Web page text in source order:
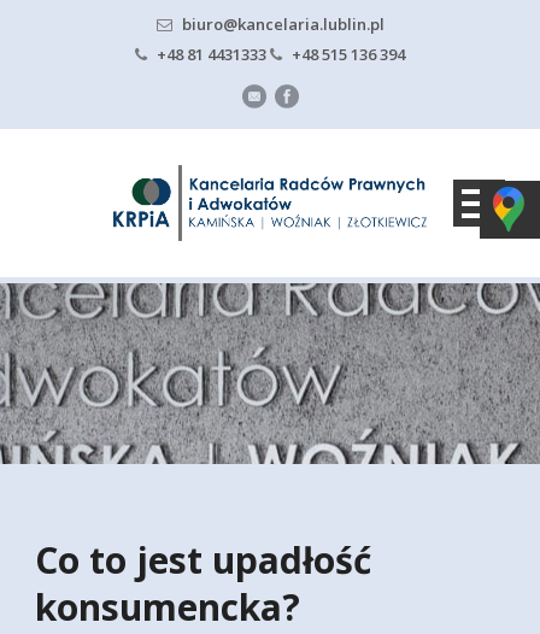
biuro@kancelaria.lublin.pl
+48 81 4431333
+48 515 136 394
Co to jest upadłość
konsumencka?